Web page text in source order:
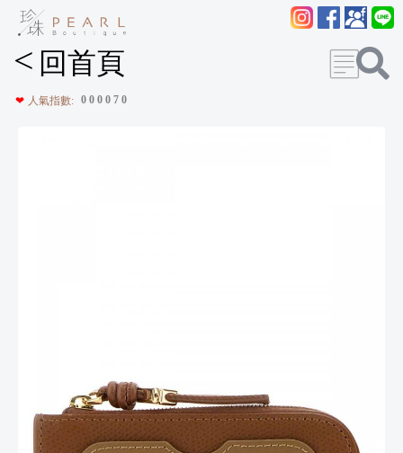
< 回首頁
❤ 人氣指數: 0 0 0 0 7 0